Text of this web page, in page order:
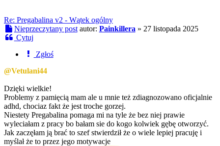
Re: Pregabalina v2 - Wątek ogólny
Nieprzeczytany post autor: Painkillera » 27 listopada 2025
Cytuj
Zgłoś
@Vetulani44
Dzięki wielkie!
Problemy z pamięcią mam ale u mnie też zdiagnozowano oficjalnie
adhd, chociaz fakt że jest troche gorzej.
Niestety Pregabalina pomaga mi na tyle że bez niej prawie
wyleciałam z pracy bo bałam sie do kogo kolwiek gębę otworzyć.
Jak zaczęłam ją brać to szef stwierdził że o wiele lepiej pracuję i
myślał że to przez jego motywacje